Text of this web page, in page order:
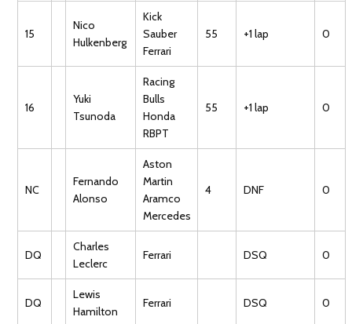
15
Nico
Hulkenberg
Kick
Sauber
Ferrari
55 +1 lap 0
16
Yuki
Tsunoda
Racing
Bulls
Honda
RBPT
55 +1 lap 0
NC
Fernando
Alonso
Aston
Martin
Aramco
Mercedes
4 DNF 0
DQ
Charles
Leclerc
Ferrari DSQ 0
DQ
Lewis
Hamilton
Ferrari DSQ 0